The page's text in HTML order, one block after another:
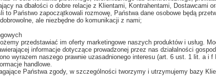
na dbałości o dobre relacje z Klientami, Kontrahentami,
to Państwo zapoczątkowali rozmowę, Państwa dane osobowe będą
ale niezbędne do komunikacji z nami;
przedstawiać im oferty marketingowe naszych produktów i usług.
informacje dotyczące prowadzonej przez nas działalności
wyrazem naszego prawnie uzasadnionego interesu (art. 6 ust. 1 lit. a i
handlowe.
Państwa zgody, w szczególności tworzymy i utrzymujemy bazy